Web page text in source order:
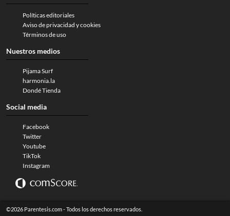
Políticas editoriales
Aviso de privacidad y cookies
Términos de uso
Nuestros medios
Pijama Surf
harmonia.la
Dondé Tienda
Social media
Facebook
Twitter
Youtube
TikTok
Instagram
©2026 Parentesis.com - Todos los derechos reservados.